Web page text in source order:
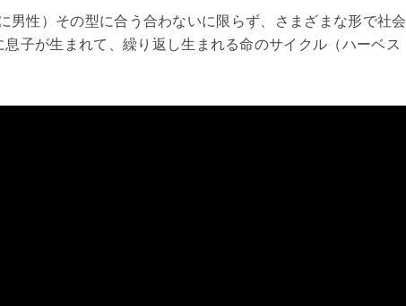
男性）その型に合う合わないに限らず、さまざまな形で社会
子が生まれて、繰り返し生まれる命のサイクル（ハーベス